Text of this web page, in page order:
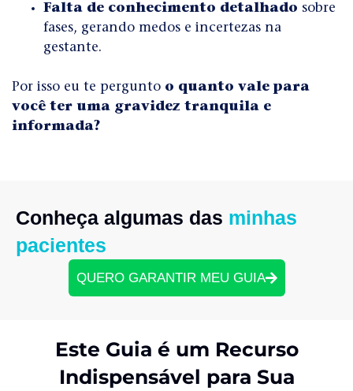
Falta de conhecimento detalhado sobre
fases, gerando medos e incertezas na
gestante.
Por isso eu te pergunto o quanto vale para
você ter uma gravidez tranquila e
informada?
Conheça algumas das minhas
pacientes
QUERO GARANTIR MEU GUIA
Este Guia é um Recurso
Indispensável para Sua